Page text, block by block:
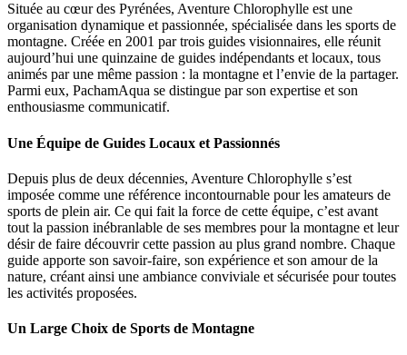
Située au cœur des Pyrénées, Aventure Chlorophylle est une
organisation dynamique et passionnée, spécialisée dans les sports de
montagne. Créée en 2001 par trois guides visionnaires, elle réunit
aujourd’hui une quinzaine de guides indépendants et locaux, tous
animés par une même passion : la montagne et l’envie de la partager.
Parmi eux, PachamAqua se distingue par son expertise et son
enthousiasme communicatif.
Une Équipe de Guides Locaux et Passionnés
Depuis plus de deux décennies, Aventure Chlorophylle s’est
imposée comme une référence incontournable pour les amateurs de
sports de plein air. Ce qui fait la force de cette équipe, c’est avant
tout la passion inébranlable de ses membres pour la montagne et leur
désir de faire découvrir cette passion au plus grand nombre. Chaque
guide apporte son savoir-faire, son expérience et son amour de la
nature, créant ainsi une ambiance conviviale et sécurisée pour toutes
les activités proposées.
Un Large Choix de Sports de Montagne